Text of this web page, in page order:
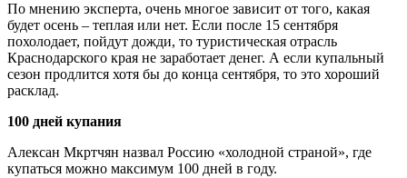
По мнению эксперта, очень многое зависит от того, какая
будет осень – теплая или нет. Если после 15 сентября
похолодает, пойдут дожди, то туристическая отрасль
Краснодарского края не заработает денег. А если купальный
сезон продлится хотя бы до конца сентября, то это хороший
расклад.
100 дней купания
Алексан Мкртчян назвал Россию «холодной страной», где
купаться можно максимум 100 дней в году.